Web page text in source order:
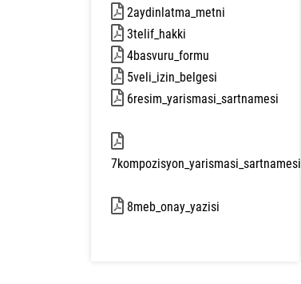
2aydinlatma_metni
3telif_hakki
4basvuru_formu
5veli_izin_belgesi
6resim_yarismasi_sartnamesi
7kompozisyon_yarismasi_sartnamesi
8meb_onay_yazisi